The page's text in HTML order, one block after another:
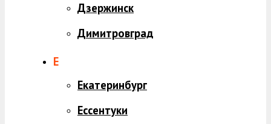
Дзержинск
Димитровград
Е
Екатеринбург
Ессентуки